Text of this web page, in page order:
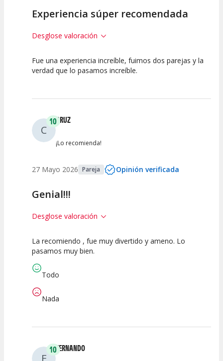
Experiencia súper recomendada
Desglose valoración
10 7.5 7.5
Fue una experiencia increíble, fuimos dos parejas y la
verdad que lo pasamos increíble.
C
10CRUZ
¡Lo recomienda!
27 Mayo 2026 Pareja Opinión verificada
Genial!!!
Desglose valoración
10
Espectáculo
10 10
La recomiendo , fue muy divertido y ameno. Lo
pasamos muy bien.
Todo
Nada
F
10FERNANDO